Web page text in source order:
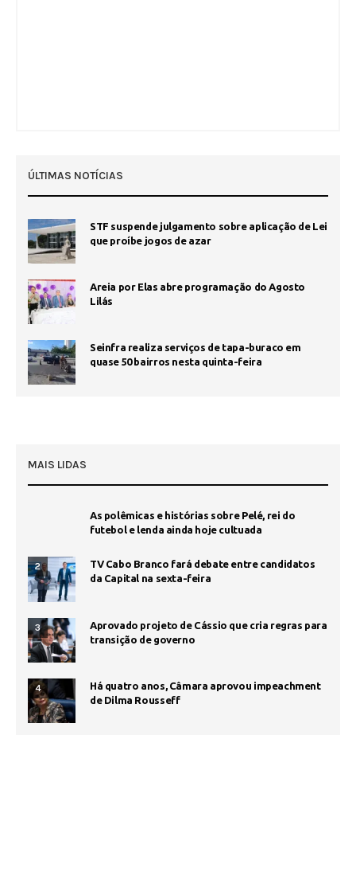
ÚLTIMAS NOTÍCIAS
STF suspende julgamento sobre aplicação de Lei
que proíbe jogos de azar
Areia por Elas abre programação do Agosto
Lilás
Seinfra realiza serviços de tapa-buraco em
quase 50 bairros nesta quinta-feira
MAIS LIDAS
As polêmicas e histórias sobre Pelé, rei do
futebol e lenda ainda hoje cultuada
2
TV Cabo Branco fará debate entre candidatos
da Capital na sexta-feira
3
Aprovado projeto de Cássio que cria regras para
transição de governo
4
Há quatro anos, Câmara aprovou impeachment
de Dilma Rousseff